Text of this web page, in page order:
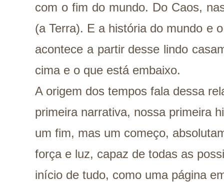
com o fim do mundo. Do Caos,
(a Terra). E a história do mundo e
acontece a partir desse lindo
cima e o que está embaixo.
A origem dos tempos fala dessa
primeira narrativa, nossa primeira
um fim, mas um começo,
força e luz, capaz de todas as
início de tudo, como uma página